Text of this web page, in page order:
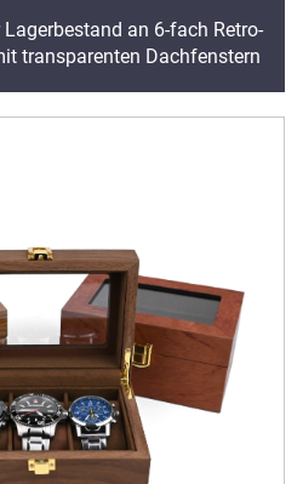
an 6-fach Retro-
transparenten Dachfenstern